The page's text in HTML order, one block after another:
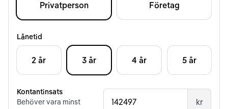
Privatperson Företag
Lånetid
2 år 3 år 4 år 5 år
Kontantinsats
Behöver vara minst
kr